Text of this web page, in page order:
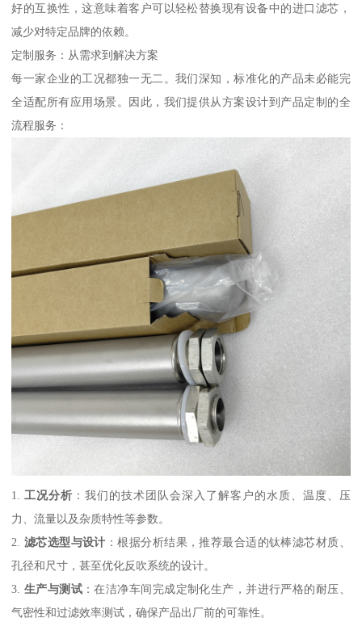
好的互换性，这意味着客户可以轻松替换现有设备中的进口滤芯，
减少对特定品牌的依赖。
定制服务：从需求到解决方案
每一家企业的工况都独一无二。我们深知，标准化的产品未必能完
全适配所有应用场景。因此，我们提供从方案设计到产品定制的全
流程服务：
1.工况分析 ：我们的技术团队会深入了解客户的水质、温度、压
力、流量以及杂质特性等参数。
2. 滤芯选型与设计 ：根据分析结果，推荐最合适的钛棒滤芯材质、
孔径和尺寸，甚至优化反吹系统的设计。
3. 生产与测试 ：在洁净车间完成定制化生产，并进行严格的耐压、
气密性和过滤效率测试，确保产品出厂前的可靠性。